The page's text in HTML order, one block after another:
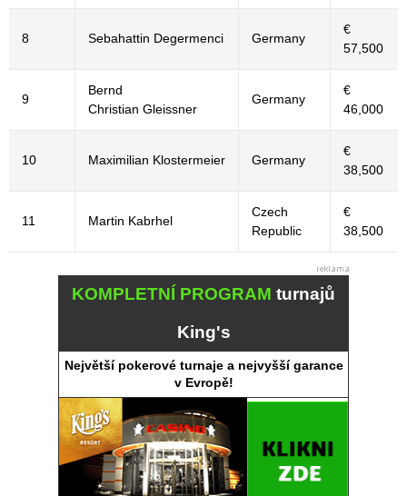
8 Sebahattin Degermenci Germany
€
57,500
9
Bernd
Christian Gleissner
Germany
€
46,000
10 Maximilian Klostermeier Germany
€
38,500
11 Martin Kabrhel
Czech
Republic
€
38,500
KOMPLETNÍ PROGRAM turnajů
King's
Největší pokerové turnaje a nejvyšší garance
v Evropě!